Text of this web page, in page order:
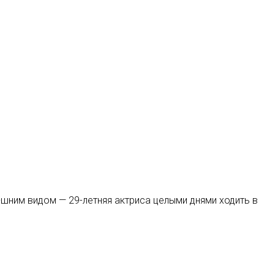
видом — 29-летняя актриса целыми днями ходить в